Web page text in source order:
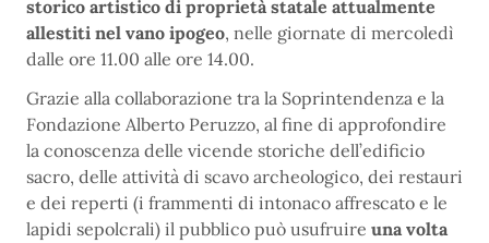
storico artistico di proprietà statale attualmente
allestiti nel vano ipogeo, nelle giornate di mercoledì
dalle ore 11.00 alle ore 14.00.
Grazie alla collaborazione tra la Soprintendenza e la
Fondazione Alberto Peruzzo, al fine di approfondire
la conoscenza delle vicende storiche dell’edificio
sacro, delle attività di scavo archeologico, dei restauri
e dei reperti (i frammenti di intonaco affrescato e le
lapidi sepolcrali) il pubblico può usufruire una volta